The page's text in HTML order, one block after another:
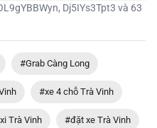
, Dj5IYs3Tpt3 và 63
#Grab Càng Long
#xe 4 chỗ Trà Vinh
Trà Vinh #đặt xe Trà Vinh